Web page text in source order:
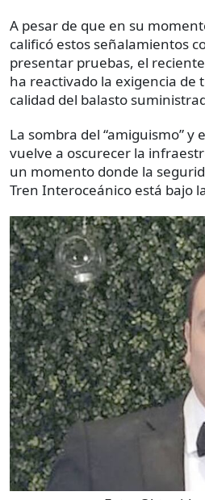
A pesar de que en su
calificó estos señalamientos
presentar pruebas, el
ha reactivado la exigencia de
calidad del balasto
La sombra del “amiguismo”
vuelve a oscurecer la
un momento donde la
Tren Interoceánico está bajo